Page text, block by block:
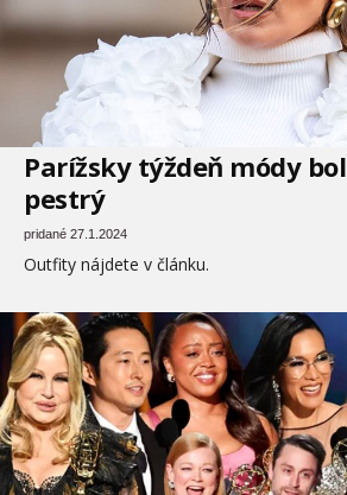
Parížsky týždeň módy bol
pestrý
pridané 27.1.2024
Outfity nájdete v článku.